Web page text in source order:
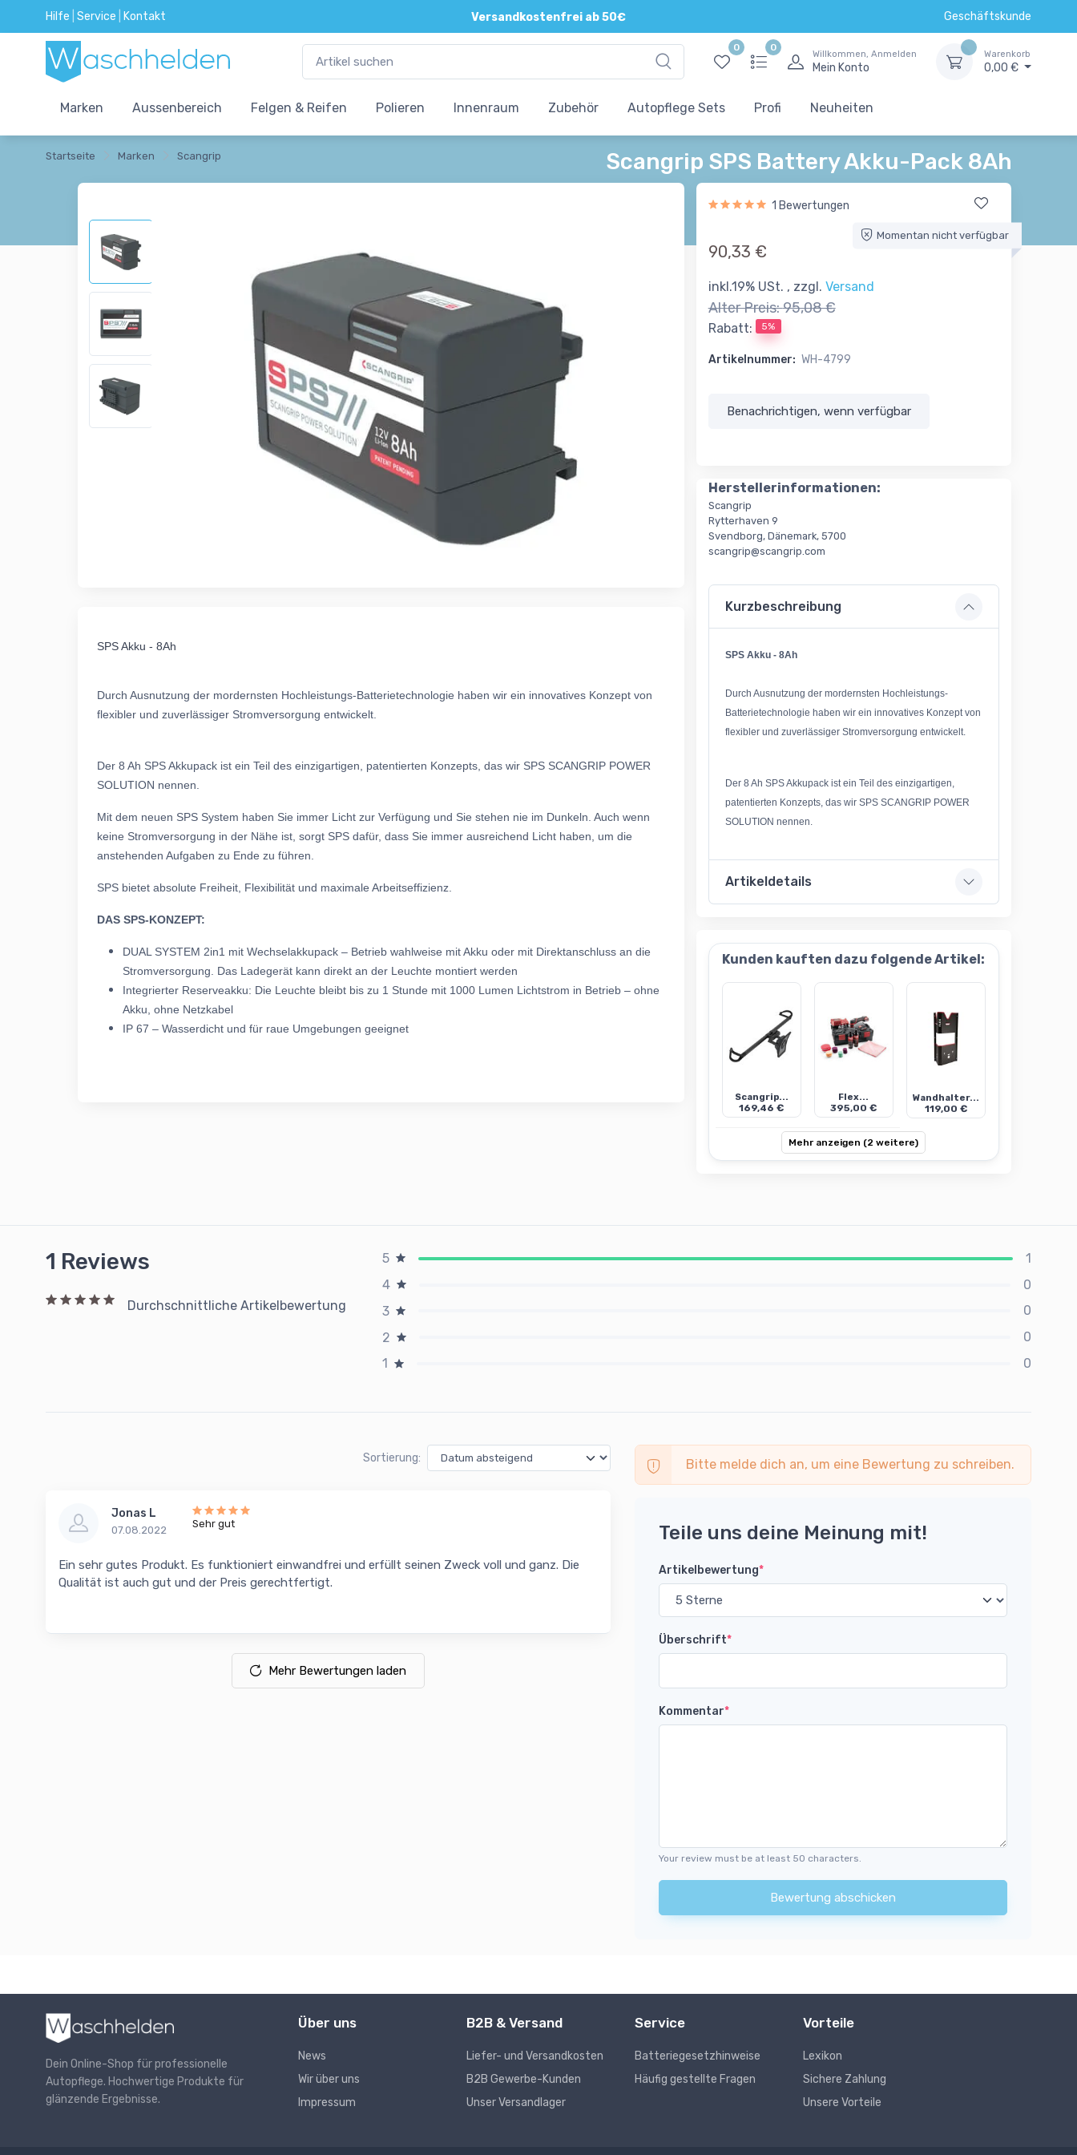
Hilfe Service Kontakt Versandkostenfrei ab 50€ Geschäftskunde
0 0
Willkommen, Anmelden
Mein Konto
Warenkorb
0,00 €
Marken Aussenbereich Felgen & Reifen Polieren Innenraum Zubehör Autopflege Sets Profi Neuheiten
Startseite Marken Scangrip Scangrip SPS Battery Akku-Pack 8Ah
SPS Akku - 8Ah
Durch Ausnutzung der mordernsten Hochleistungs-Batterietechnologie haben wir ein innovatives Konzept von
flexibler und zuverlässiger Stromversorgung entwickelt.
Der 8 Ah SPS Akkupack ist ein Teil des einzigartigen, patentierten Konzepts, das wir SPS SCANGRIP POWER
SOLUTION nennen.
Mit dem neuen SPS System haben Sie immer Licht zur Verfügung und Sie stehen nie im Dunkeln. Auch wenn
keine Stromversorgung in der Nähe ist, sorgt SPS dafür, dass Sie immer ausreichend Licht haben, um die
anstehenden Aufgaben zu Ende zu führen.
SPS bietet absolute Freiheit, Flexibilität und maximale Arbeitseffizienz.
DAS SPS-KONZEPT:
DUAL SYSTEM 2in1 mit Wechselakkupack – Betrieb wahlweise mit Akku oder mit Direktanschluss an die
Stromversorgung. Das Ladegerät kann direkt an der Leuchte montiert werden
Integrierter Reserveakku: Die Leuchte bleibt bis zu 1 Stunde mit 1000 Lumen Lichtstrom in Betrieb – ohne
Akku, ohne Netzkabel
IP 67 – Wasserdicht und für raue Umgebungen geeignet
1 Bewertungen
Momentan nicht verfügbar
90,33 €
inkl.19% USt. , zzgl. Versand
Alter Preis:95,08 €
Rabatt: 5%
Artikelnummer: WH-4799
Benachrichtigen, wenn verfügbar
Herstellerinformationen:
Scangrip
Rytterhaven 9
Svendborg, Dänemark, 5700
scangrip@scangrip.com
Kurzbeschreibung
SPS Akku - 8Ah
Durch Ausnutzung der mordernsten Hochleistungs-
Batterietechnologie haben wir ein innovatives Konzept von
flexibler und zuverlässiger Stromversorgung entwickelt.
Der 8 Ah SPS Akkupack ist ein Teil des einzigartigen,
patentierten Konzepts, das wir SPS SCANGRIP POWER
SOLUTION nennen.
Artikeldetails
Kunden kauften dazu folgende Artikel:
Scangrip...
169,46 €
Flex...
395,00 €
Wandhalter...
119,00 €
Mehr anzeigen (2 weitere)
1 Reviews
Durchschnittliche Artikelbewertung
5
1
4
0
3
0
2
0
1
0
Sortierung:
Jonas L
07.08.2022
Sehr gut
Ein sehr gutes Produkt. Es funktioniert einwandfrei und erfüllt seinen Zweck voll und ganz. Die
Qualität ist auch gut und der Preis gerechtfertigt.
Mehr Bewertungen laden
Bitte melde dich an, um eine Bewertung zu schreiben.
Teile uns deine Meinung mit!
Artikelbewertung*
Überschrift*
Kommentar*
Your review must be at least 50 characters.
Bewertung abschicken
Dein Online-Shop für professionelle
Autopflege. Hochwertige Produkte für
glänzende Ergebnisse.
Über uns
News
Wir über uns
Impressum
B2B & Versand
Liefer- und Versandkosten
B2B Gewerbe-Kunden
Unser Versandlager
Service
Batteriegesetzhinweise
Häufig gestellte Fragen
Vorteile
Lexikon
Sichere Zahlung
Unsere Vorteile